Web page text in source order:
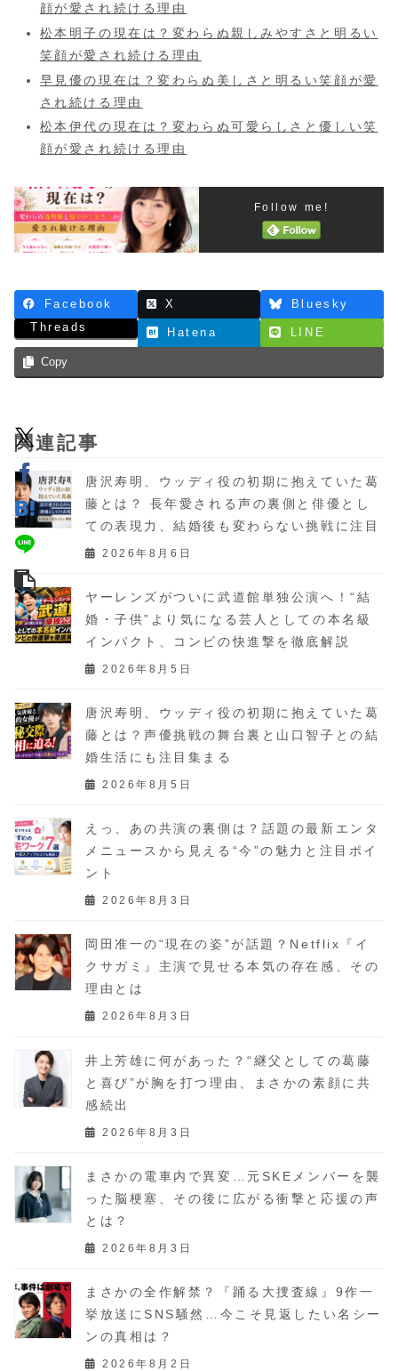
顔が愛され続ける理由
松本明子の現在は？変わらぬ親しみやすさと明るい
笑顔が愛され続ける理由
早見優の現在は？変わらぬ美しさと明るい笑顔が愛
され続ける理由
松本伊代の現在は？変わらぬ可愛らしさと優しい笑
顔が愛され続ける理由
Follow me!
Facebook X
Bluesky
Threads
Hatena LINE
Copy
関連記事
唐沢寿明、ウッディ役の初期に抱えていた葛
藤とは？ 長年愛される声の裏側と俳優とし
ての表現力、結婚後も変わらない挑戦に注目
2026年8月6日
ヤーレンズがついに武道館単独公演へ！“結
婚・子供”より気になる芸人としての本名級
インパクト、コンビの快進撃を徹底解説
2026年8月5日
唐沢寿明、ウッディ役の初期に抱えていた葛
藤とは？声優挑戦の舞台裏と山口智子との結
婚生活にも注目集まる
2026年8月5日
えっ、あの共演の裏側は？話題の最新エンタ
メニュースから見える“今”の魅力と注目ポイ
ント
2026年8月3日
岡田准一の“現在の姿”が話題？Netflix『イ
クサガミ』主演で見せる本気の存在感、その
理由とは
2026年8月3日
井上芳雄に何があった？“継父としての葛藤
と喜び”が胸を打つ理由、まさかの素顔に共
感続出
2026年8月3日
まさかの電車内で異変…元SKEメンバーを襲
った脳梗塞、その後に広がる衝撃と応援の声
とは？
2026年8月3日
まさかの全作解禁？『踊る大捜査線』9作一
挙放送にSNS騒然…今こそ見返したい名シー
ンの真相は？
2026年8月2日